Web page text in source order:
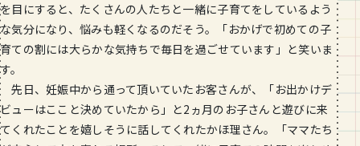
を目にすると、たくさんの人たちと一緒に子育てをしているよう
な気分になり、悩みも軽くなるのだそう。「おかげで初めての子
育ての割には大らかな気持ちで毎日を過ごせています」と笑いま
す。
先日、妊娠中から通って頂いていたお客さんが、「お出かけデ
ビューはここと決めていたから」と2ヵ月のお子さんと遊びに来
てくれたことを嬉しそうに話してくれたかほ理さん。「ママたち